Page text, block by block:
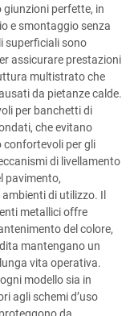
giunzioni perfette, in
e smontaggio senza
superficiali sono
assicurare prestazioni
multistrato che
da pietanze calde.
per banchetti di
che evitano
per gli
di livellamento
pavimento,
di utilizzo. Il
metallici offre
del colore,
mantengano un
vita operativa.
modello sia in
agli schemi d’uso